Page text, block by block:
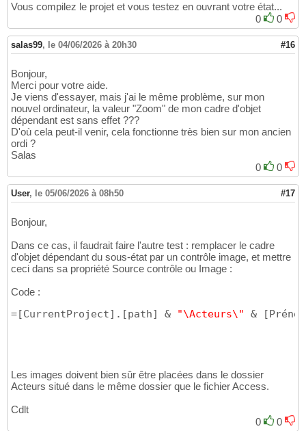
55
57
58
59
60
61
62
63
64
65
66
67
69
70
71
72
73
74
75
76
78
80
85
86
88
Private Declare Function DeleteDC Lib
SetStretchBltMode
Private Declare Function StretchBlt Lib
ByVal
ByVal
Private
Declare Function CreateDIBSection
Private
Declare Function GetDC Lib "USER32"
Lib
Private Declare Function GetDeviceCaps Lib
Private
Declare
Private Declare Function CreateSolidBrush
' CONSTANTES
Private
Const LOGPIXELSY = 90
Private
Const LOGPIXELSX = 88
Private Const HIMETRIC_INCH = 2540
Private
Private
Const HALFTONE = 4
    Left
As Long
    Top
As Long
Vous compilez le projet et vous testez en ouvrant votre état...
0
0
salas99, le 04/06/2026 à 20h30 #16
Bonjour,
Merci pour votre aide.
Je viens d'essayer, mais j'ai le même problème, sur mon
nouvel ordinateur, la valeur "Zoom" de mon cadre d'objet
dépendant est sans effet ???
D'où cela peut-il venir, cela fonctionne très bien sur mon ancien
ordi ?
Salas
0
0
User, le 05/06/2026 à 08h50 #17
Bonjour,
Dans ce cas, il faudrait faire l'autre test : remplacer le cadre
d'objet dépendant du sous-état par un contrôle image, et mettre
ceci dans sa propriété Source contrôle ou Image :
Code :
= [CurrentProject] . [path] & "\Acteurs\" & [
Les images doivent bien sûr être placées dans le dossier
Acteurs situé dans le même dossier que le fichier Access.
Cdlt
0
0